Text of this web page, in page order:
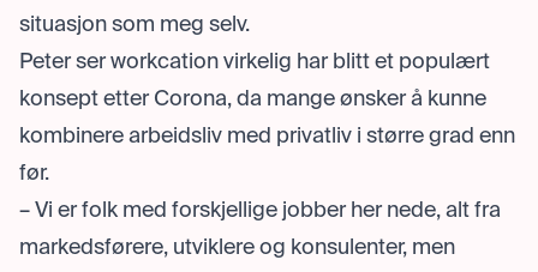
situasjon som meg selv.
Peter ser workcation virkelig har blitt et populært
konsept etter Corona, da mange ønsker å kunne
kombinere arbeidsliv med privatliv i større grad enn
før.
– Vi er folk med forskjellige jobber her nede, alt fra
markedsførere, utviklere og konsulenter, men